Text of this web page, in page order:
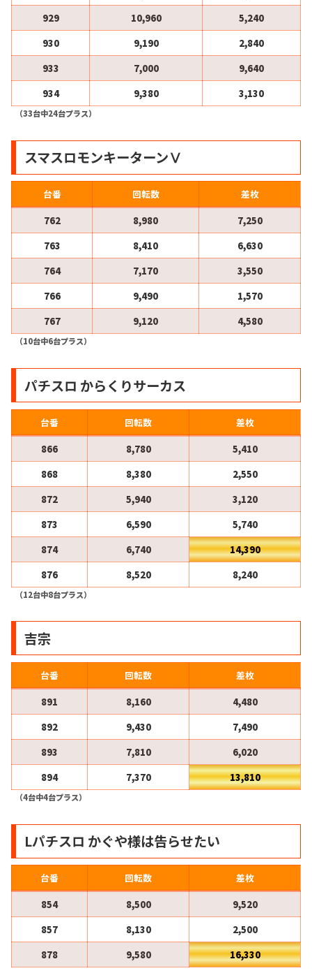
929
10,960
5,240
930
9,190
2,840
933
7,000
9,640
934
9,380 3,130
（33台中24台プラス）
スマスロモンキーターンⅤ
台番 回転数
差枚
762
8,980
7,250
763
8,410
6,630
764
7,170
3,550
766
9,490
1,570
767
9,120 4,580
（10台中6台プラス）
パチスロ からくりサーカス
台番 回転数
差枚
866
8,780
5,410
868
8,380
2,550
872
5,940
3,120
873
6,590
5,740
874
6,740
14,390
876
8,520 8,240
（12台中8台プラス）
吉宗
台番 回転数
差枚
891
8,160
4,480
892
9,430
7,490
893
7,810
6,020
894
7,370 13,810
（4台中4台プラス）
Lパチスロ かぐや様は告らせたい
台番 回転数
差枚
854
8,500
9,520
857
8,130
2,500
878
9,580 16,330